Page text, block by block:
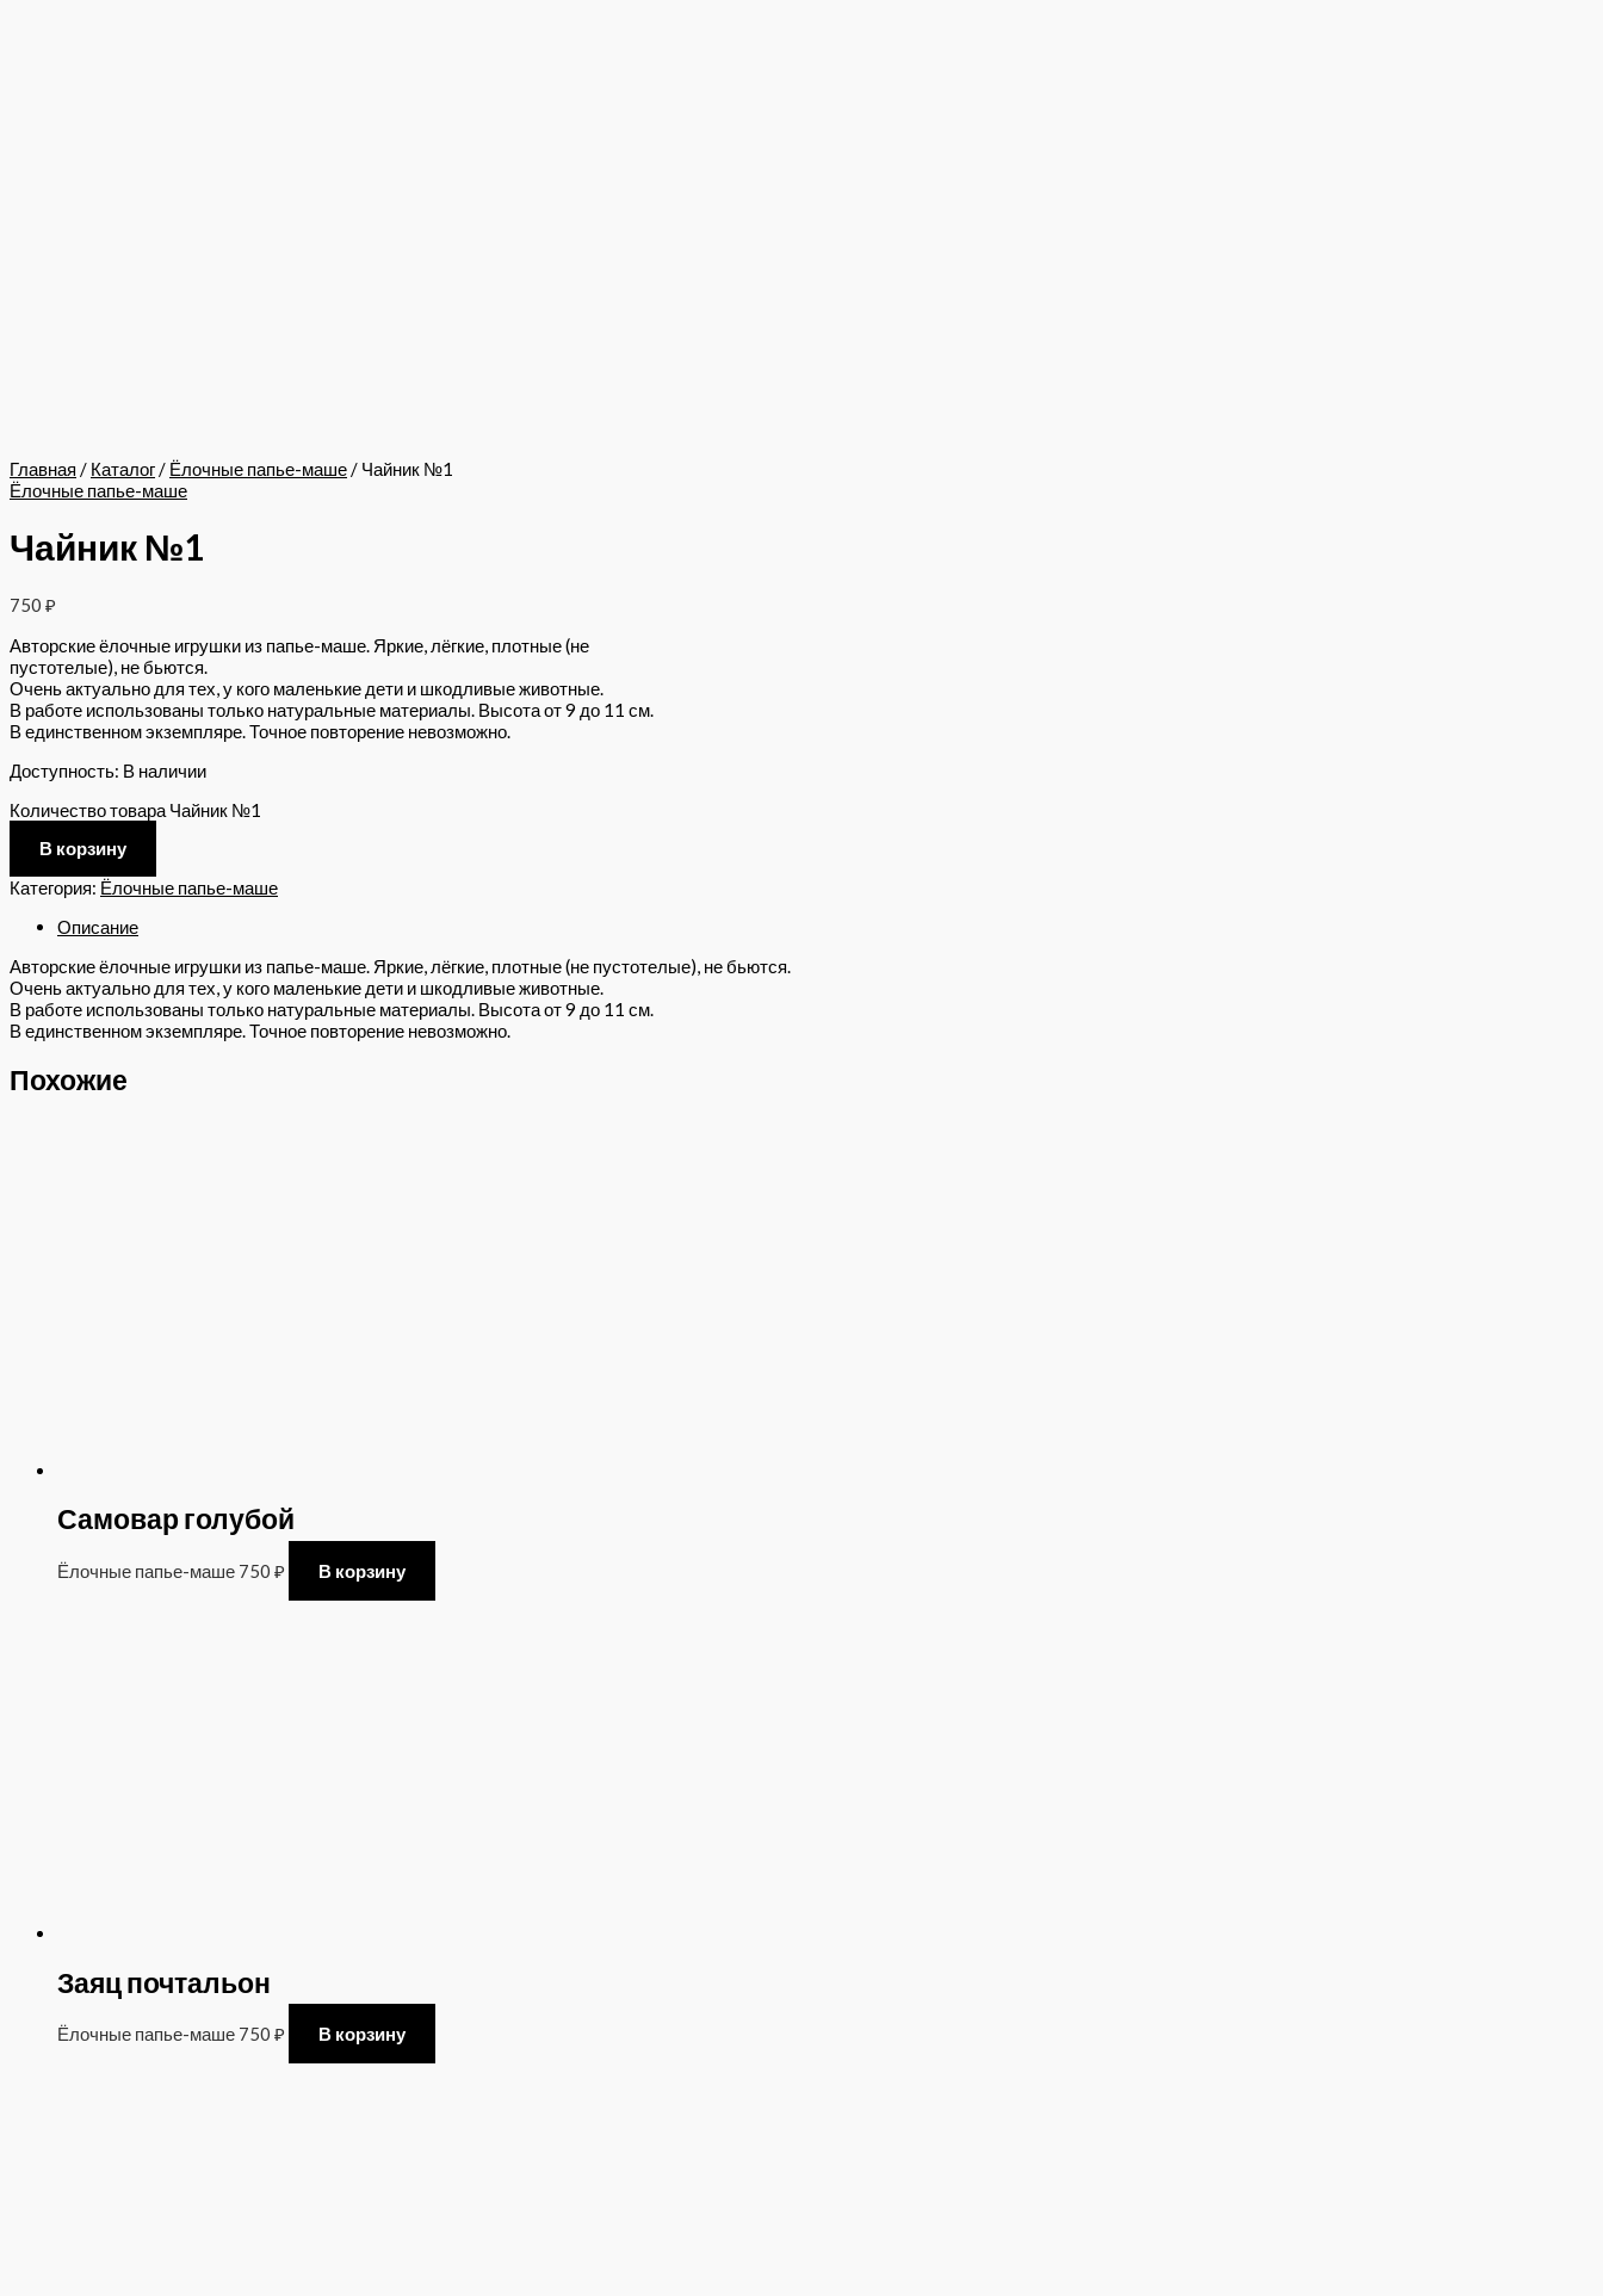
Главная / Каталог/ Ёлочные папье-маше/ Чайник №1
Ёлочные папье-маше
Чайник №1
750 ₽
Авторские ёлочные игрушки из папье-маше. Яркие, лёгкие, плотные (не
пустотелые), не бьются.
Очень актуально для тех, у кого маленькие дети и шкодливые животные.
В работе использованы только натуральные материалы. Высота от 9 до 11 см.
В единственном экземпляре. Точное повторение невозможно.
Доступность: В наличии
Количество товара Чайник №1
В корзину
Категория: Ёлочные папье-маше
Описание
Авторские ёлочные игрушки из папье-маше. Яркие, лёгкие, плотные (не пустотелые), не бьются.
Очень актуально для тех, у кого маленькие дети и шкодливые животные.
В работе использованы только натуральные материалы. Высота от 9 до 11 см.
В единственном экземпляре. Точное повторение невозможно.
Похожие
Самовар голубой
Ёлочные папье-маше 750 ₽ В корзину
Заяц почтальон
Ёлочные папье-маше 750 ₽ В корзину